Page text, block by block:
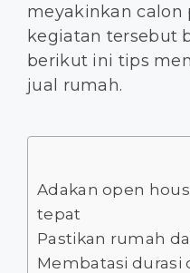
meyakinkan calon
kegiatan tersebut
berikut ini tips
jual rumah.
Adakan open
tepat
Pastikan rumah
Membatasi durasi